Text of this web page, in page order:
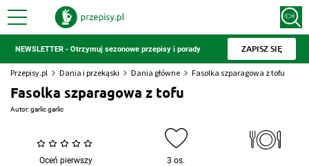
NEWSLETTER - Otrzymuj sezonowe przepisy i porady ZAPISZ SIĘ
Przepisy.pl Dania i przekąski Dania główne Fasolka szparagowa z tofu
Fasolka szparagowa z tofu
Autor:garlic garlic
Oceń pierwszy 3 os.